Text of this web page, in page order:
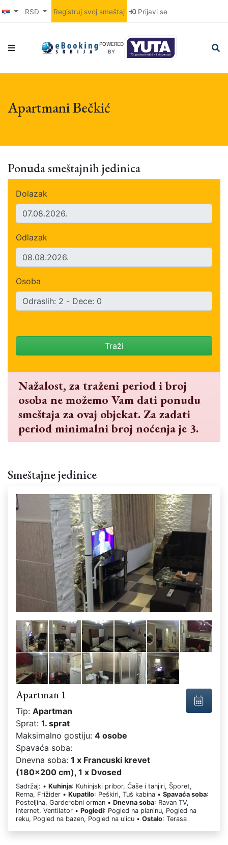
RSD Registruj svoj smeštaj Prijavi se
POWERED
BY
Apartmani Bečkić
Ponuda smeštajnih jedinica
Dolazak
Odlazak
Osoba
Traži
Nažalost, za traženi period i broj
osoba ne možemo Vam dati ponudu
smeštaja za ovaj objekat. Za zadati
period minimalni broj noćenja je 3.
Smeštajne jedinice
Apartman 1
Tip: Apartman
Sprat: 1. sprat
Maksimalno gostiju: 4 osobe
Spavaća soba:
Dnevna soba: 1 x Francuski krevet
(180x200 cm), 1 x Dvosed
Sadržaj: • Kuhinja: Kuhinjski pribor, Čaše i tanjiri, Šporet,
Rerna, Frižider • Kupatilo: Peškiri, Tuš kabina • Spavaća soba:
Posteljina, Garderobni orman • Dnevna soba: Ravan TV,
Internet, Ventilator • Pogledi: Pogled na planinu, Pogled na
reku, Pogled na bazen, Pogled na ulicu • Ostalo: Terasa